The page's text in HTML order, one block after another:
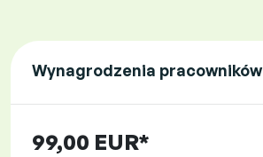
Wynagrodzenia pracowników
99,00 EUR*